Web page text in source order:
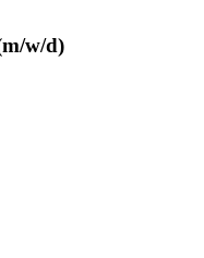
w/d)